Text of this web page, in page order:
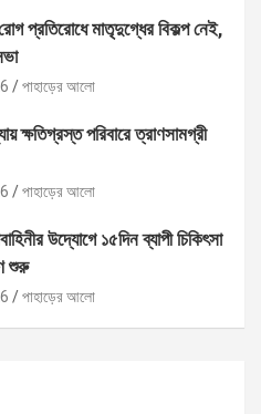
প্রতিরোধে মাতৃদুগ্ধের বিকল্প নেই,
পাহাড়ের আলো
ক্ষতিগ্রস্ত পরিবারে ত্রাণসামগ্রী
পাহাড়ের আলো
উদ্যোগে ১৫দিন ব্যাপী চিকিৎসা
শুরু
পাহাড়ের আলো